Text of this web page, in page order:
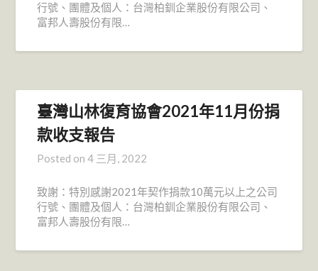
行號、團體及個人：台灣柏釧企業股份有限公司、
富邦人壽股份有限…
臺灣山林復育協會2021年11月份捐
款收支報告
Posted on4 三月, 2022
致謝：特別感謝2021年契作捐款10萬元以上之公司
行號、團體及個人：台灣柏釧企業股份有限公司、
富邦人壽股份有限…